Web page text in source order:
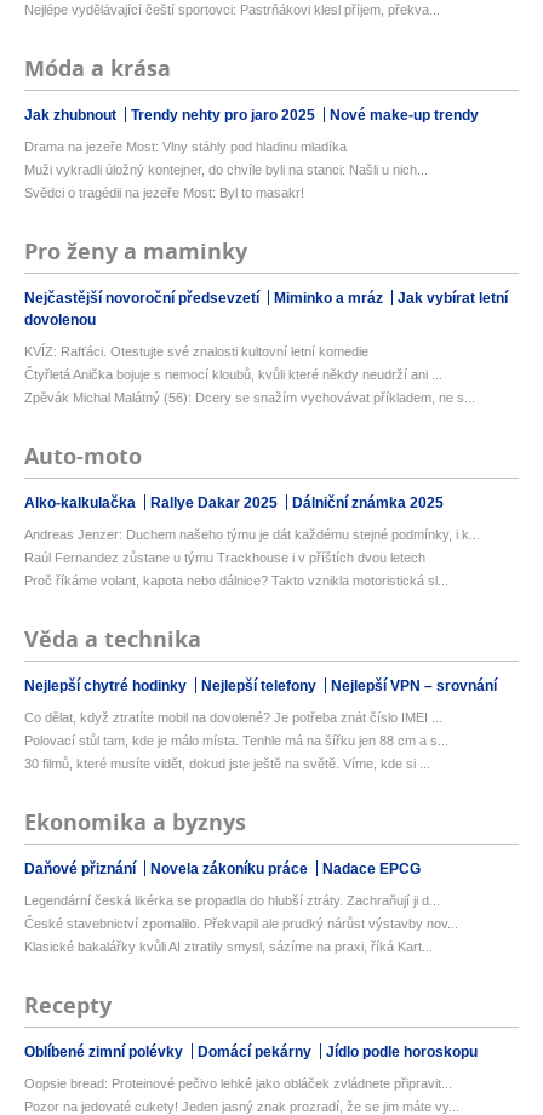
Nejlépe vydělávající čeští sportovci: Pastrňákovi klesl příjem, překva...
Móda a krása
Jak zhubnout Trendy nehty pro jaro 2025 Nové make-up trendy
Drama na jezeře Most: Vlny stáhly pod hladinu mladíka
Muži vykradli úložný kontejner, do chvíle byli na stanci: Našli u nich...
Svědci o tragédii na jezeře Most: Byl to masakr!
Pro ženy a maminky
Nejčastější novoroční předsevzetí Miminko a mráz
Jak vybírat letní
dovolenou
KVÍZ: Rafťáci. Otestujte své znalosti kultovní letní komedie
Čtyřletá Anička bojuje s nemocí kloubů, kvůli které někdy neudrží ani ...
Zpěvák Michal Malátný (56): Dcery se snažím vychovávat příkladem, ne s...
Auto-moto
Alko-kalkulačka Rallye Dakar 2025 Dálniční známka 2025
Andreas Jenzer: Duchem našeho týmu je dát každému stejné podmínky, i k...
Raúl Fernandez zůstane u týmu Trackhouse i v příštích dvou letech
Proč říkáme volant, kapota nebo dálnice? Takto vznikla motoristická sl...
Věda a technika
Nejlepší chytré hodinky Nejlepší telefony Nejlepší VPN – srovnání
Co dělat, když ztratíte mobil na dovolené? Je potřeba znát číslo IMEI ...
Polovací stůl tam, kde je málo místa. Tenhle má na šířku jen 88 cm a s...
30 filmů, které musíte vidět, dokud jste ještě na světě. Víme, kde si ...
Ekonomika a byznys
Daňové přiznání Novela zákoníku práce Nadace EPCG
Legendární česká likérka se propadla do hlubší ztráty. Zachraňují ji d...
České stavebnictví zpomalilo. Překvapil ale prudký nárůst výstavby nov...
Klasické bakalářky kvůli AI ztratily smysl, sázíme na praxi, říká Kart...
Recepty
Oblíbené zimní polévky Domácí pekárny Jídlo podle horoskopu
Oopsie bread: Proteinové pečivo lehké jako obláček zvládnete připravit...
Pozor na jedovaté cukety! Jeden jasný znak prozradí, že se jim máte vy...